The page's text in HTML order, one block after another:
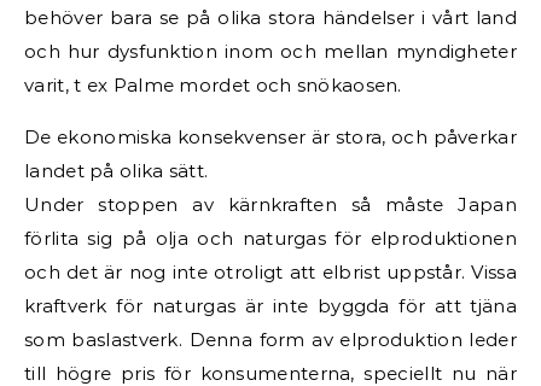
behöver bara se på olika stora händelser i vårt land
och hur dysfunktion inom och mellan myndigheter
varit, t ex Palme mordet och snökaosen.
De ekonomiska konsekvenser är stora, och påverkar
landet på olika sätt.
Under stoppen av kärnkraften så måste Japan
förlita sig på olja och naturgas för elproduktionen
och det är nog inte otroligt att elbrist uppstår. Vissa
kraftverk för naturgas är inte byggda för att tjäna
som baslastverk. Denna form av elproduktion leder
till högre pris för konsumenterna, speciellt nu när